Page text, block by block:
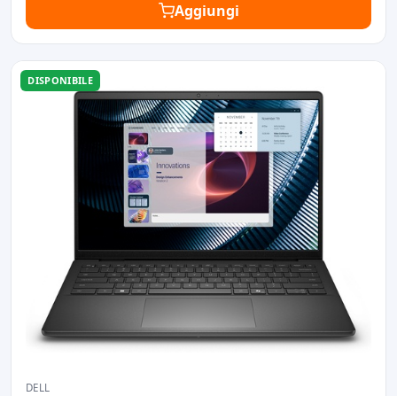
Aggiungi
DISPONIBILE
DELL